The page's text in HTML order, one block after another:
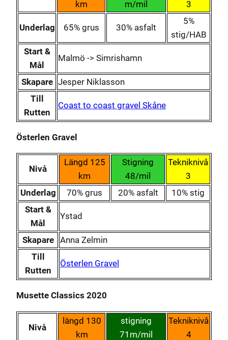
km m/mil 3
Underlag 65% grus 30% asfalt
5%
stig/HAB
Start &
Mål
Malmö -> Simrishamn
Skapare Jesper Niklasson
Till
Rutten
Coast to coast gravel Skåne
Österlen Gravel
Nivå
Längd 125
km
Stigning
48/mil
Tekniknivå
3
Underlag
70% grus 20% asfalt
10% stig
Start &
Mål
Ystad
Skapare
Anna Zelmin
Till
Rutten
Österlen Gravel
Musette Classics 2020
Nivå
längd 130
km
stigning
71m/mil
Tekniknivå
4